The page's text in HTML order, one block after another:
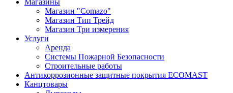
Магазины
Магазин "Comazo"
Магазин Тип Трейд
Магазин Три измерения
Услуги
Аренда
Системы Пожарной Безопасности
Строительные работы
Антикоррозионные защитные покрытия ECOMAST
Канцтовары